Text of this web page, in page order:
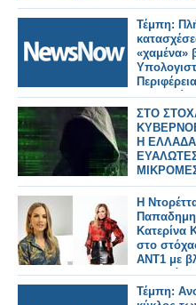
Τέμπη:
«χαμένα»
ΣΤΟ
Η
Η
Κατερίνα
στο
ΑΝΤ1 με
του
Τέμπη: